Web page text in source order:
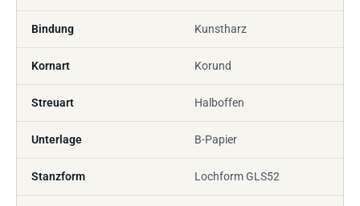
Bindung Kunstharz
Kornart Korund
Streuart Halboffen
Unterlage B-Papier
Stanzform Lochform GLS52